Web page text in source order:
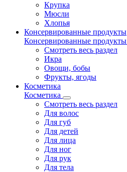
Крупка
Мюсли
Хлопья
Консервированные продукты
Консервированные продукты
Смотреть весь раздел
Икра
Овощи, бобы
Фрукты, ягоды
Косметика
Косметика
Смотреть весь раздел
Для волос
Для губ
Для детей
Для лица
Для ног
Для рук
Для тела